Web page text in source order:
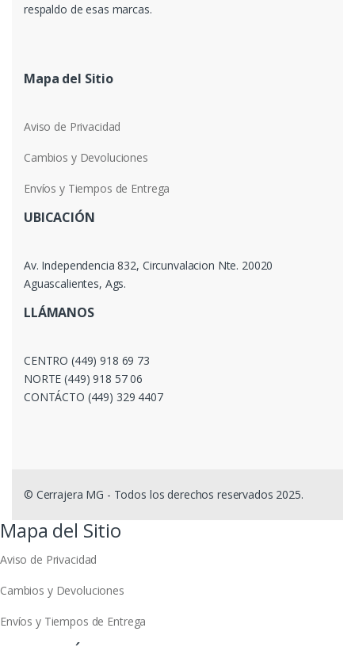
respaldo de esas marcas.
Mapa del Sitio
Aviso de Privacidad
Cambios y Devoluciones
Envíos y Tiempos de Entrega
UBICACIÓN
Av. Independencia 832, Circunvalacion Nte. 20020
Aguascalientes, Ags.
LLÁMANOS
CENTRO (449) 918 69 73
NORTE (449) 918 57 06
CONTÁCTO (449) 329 4407
© Cerrajera MG - Todos los derechos reservados 2025.
Mapa del Sitio
Aviso de Privacidad
Cambios y Devoluciones
Envíos y Tiempos de Entrega